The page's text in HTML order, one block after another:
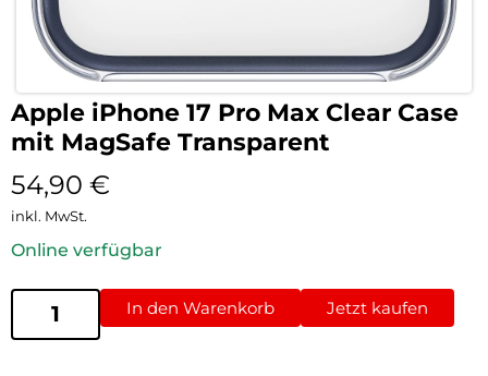
Apple iPhone 17 Pro Max Clear Case
mit MagSafe Transparent
54,90 €
inkl. MwSt.
Online verfügbar
In den Warenkorb Jetzt kaufen